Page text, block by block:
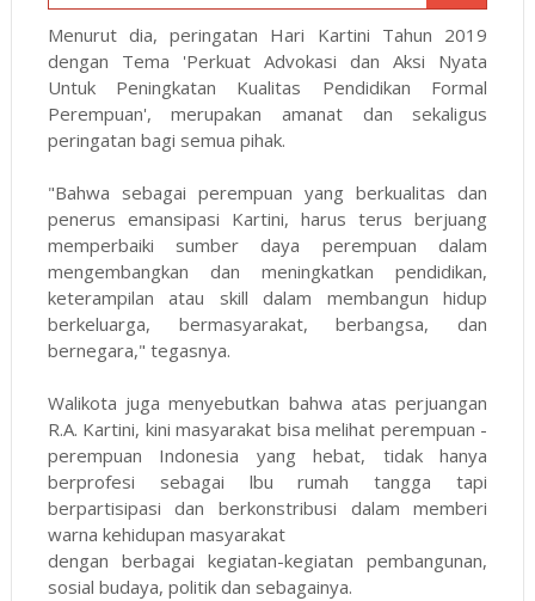
Menurut dia, peringatan Hari Kartini Tahun 2019
dengan Tema 'Perkuat Advokasi dan Aksi Nyata
Untuk Peningkatan Kualitas Pendidikan Formal
Perempuan', merupakan amanat dan sekaligus
peringatan bagi semua pihak.
"Bahwa sebagai perempuan yang berkualitas dan
penerus emansipasi Kartini, harus terus berjuang
memperbaiki sumber daya perempuan dalam
mengembangkan dan meningkatkan pendidikan,
keterampilan atau skill dalam membangun hidup
berkeluarga, bermasyarakat, berbangsa, dan
bernegara," tegasnya.
Walikota juga menyebutkan bahwa atas perjuangan
R.A. Kartini, kini masyarakat bisa melihat perempuan -
perempuan Indonesia yang hebat, tidak hanya
berprofesi sebagai lbu rumah tangga tapi
berpartisipasi dan berkonstribusi dalam memberi
warna kehidupan masyarakat
dengan berbagai kegiatan-kegiatan pembangunan,
sosial budaya, politik dan sebagainya.